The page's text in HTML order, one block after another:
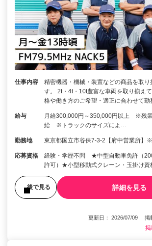
仕事内容
精密機器・機械・装置などの商品を取
す。 2t・4t・10t豊富な車両を取り揃え
格や働き方のご希望・適正に合わせて
給与
月給300,000円～350,000円以上 ※残
給 ※トラックのサイズによ…
勤務地 東京都国立市谷保7-3-2【府中営業所】
応募資格
経験・学歴不問 ★中型自動車免許（
許可）★小型移動式クレーン・玉掛け資
後で見る 詳細を見る
更新日： 2026/07/09 掲
掲